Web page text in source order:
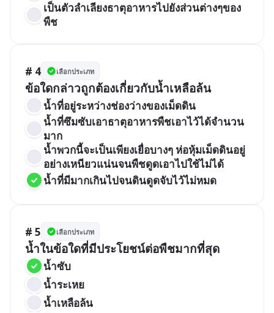
เป็นตัวลำเลียงธาตุอาหารไปยังส่วนต่างๆของ
พืช
# 4 เลือกประเภท
ข้อใดกล่าวถูกต้องเกี่ยวกับน้ำเหลือล้น
น้ำที่อยู่ระหว่างช่องว่างของเม็ดดิน
น้ำที่ซึมซับเอาธาตุอาหารพืชเอาไว้ได้จำนวน
มาก
น้ำพวกนี้จะเป็นเพียงเยื่อบางๆ ห่อหุ้มเม็ดดินอยู่
อย่างเหนียวแน่นจนพืชดูดเอาไปใช้ไม่ได้
น้ำที่มีมากเกินไปจนดินดูดจับไว้ไม่หมด
# 5 เลือกประเภท
น้ำในข้อใดที่มีประโยชน์ต่อพืชมากที่สุด
น้ำซับ
น้ำระเหย
น้ำเหลือล้น